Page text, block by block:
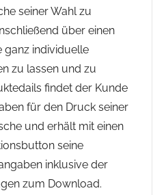
seiner Wahl zu
über einen
ganz individuelle
zu lassen und zu
findet der Kunde
für den Druck seiner
und erhält mit einen
seine
inklusive der
zum Download.